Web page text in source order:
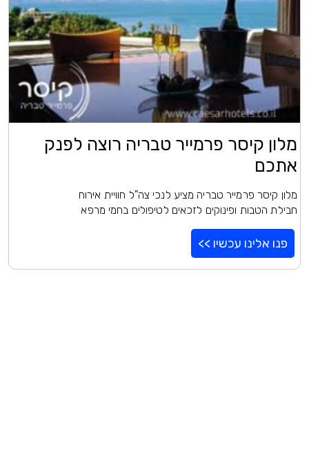
מלון קיסר פרמייר טבריה רוצה לפנק
אתכם
מלון קיסר פרמייר טבריה מציע לנכי צה"ל חוויית אירוח
חבילת הטבות ופינוקים לזכאים לטיפולים בחמי מרפא
פנו אלינו עכשיו >>